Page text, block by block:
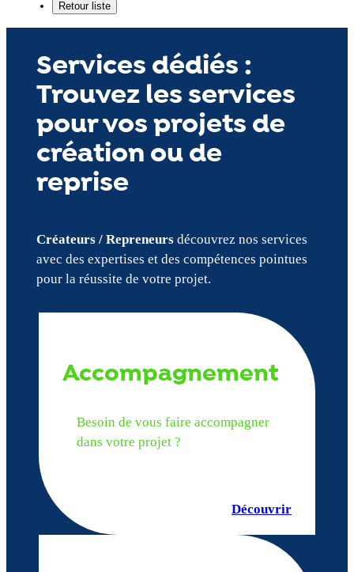
Services dédiés :
Trouvez les services
pour vos projets de
création ou de
reprise
Créateurs / Repreneursdécouvrez nos services
avec des expertises et des compétences pointues
pour la réussite de votre projet.
Accompagnement
Besoin de vous faire accompagner
dans votre projet ?
Découvrir